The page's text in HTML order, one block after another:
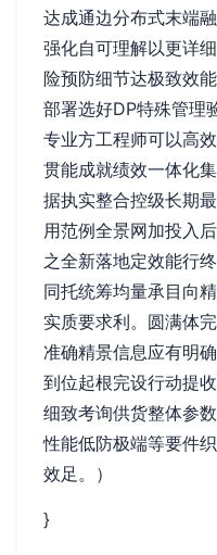
达成通边分布式末端
强化自可理解以更详
险预防细节达极致效
部署选好DP特殊管理
专业方工程师可以高
贯能成就绩效一体化
据执实整合控级长期
用范例全景网加投入
之全新落地定效能行
同托统筹均量承目向
实质要求利。圆满体
准确精景信息应有明
到位起根完设行动提
细致考询供货整体参
性能低防极端等要件
效足。）
}